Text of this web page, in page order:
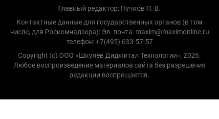
Главный редактор: Пучков П. В.
Контактные данные для государственных органов (в том
числе, для Роскомнадзора): Эл. почта: maxim@maximonline.ru
телефон: +7(495) 633-57-57
Copyright (с) ООО «Шкулёв Диджитал Технологии», 2026.
Любое воспроизведение материалов сайта без разрешения
редакции воспрещается.